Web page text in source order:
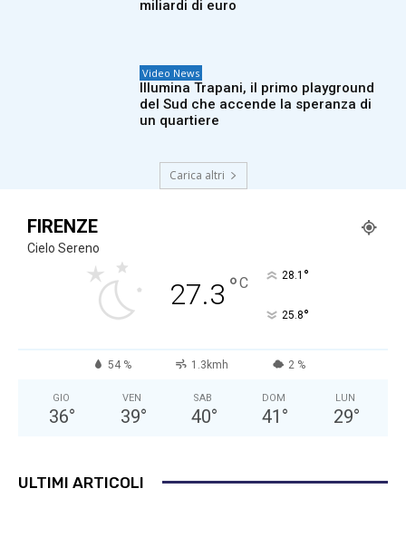
miliardi di euro
Video News
Illumina Trapani, il primo playground
del Sud che accende la speranza di
un quartiere
Carica altri
FIRENZE
Cielo Sereno
27.3 °C 28.1 °
25.8°
54 % 1.3kmh 2 %
GIO
36°
VEN
39°
SAB
40°
DOM
41 °
LUN
29°
ULTIMI ARTICOLI